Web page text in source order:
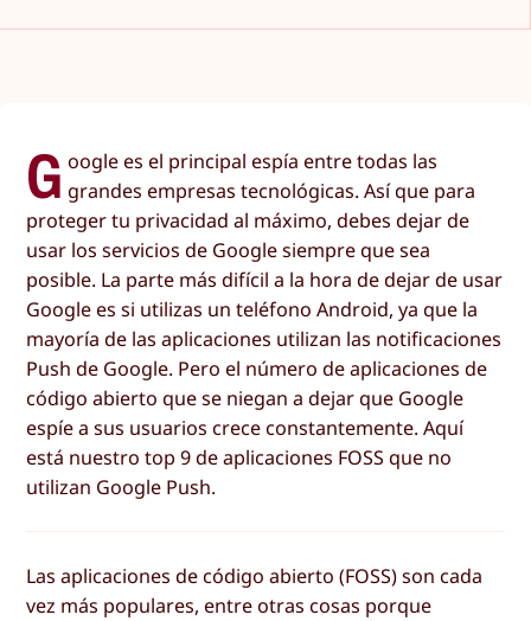
G oogle es el principal espía entre todas las
grandes empresas tecnológicas. Así que para
proteger tu privacidad al máximo, debes dejar de
usar los servicios de Google siempre que sea
posible. La parte más difícil a la hora de dejar de usar
Google es si utilizas un teléfono Android, ya que la
mayoría de las aplicaciones utilizan las notificaciones
Push de Google. Pero el número de aplicaciones de
código abierto que se niegan a dejar que Google
espíe a sus usuarios crece constantemente. Aquí
está nuestro top 9 de aplicaciones FOSS que no
utilizan Google Push.
Las aplicaciones de código abierto (FOSS) son cada
vez más populares, entre otras cosas porque